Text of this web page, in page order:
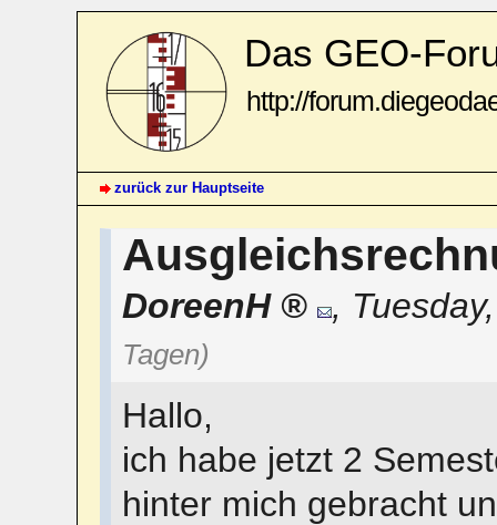
Das GEO-
http://
zurück zur Hauptseite
DoreenH ,
Tagen)
Hallo,
ich habe jetzt 2
hinter mich gebracht